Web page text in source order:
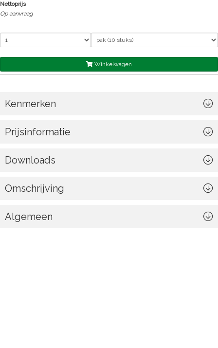
Nettoprijs
Op aanvraag
Winkelwagen
Kenmerken
Prijsinformatie
Downloads
Omschrijving
Algemeen